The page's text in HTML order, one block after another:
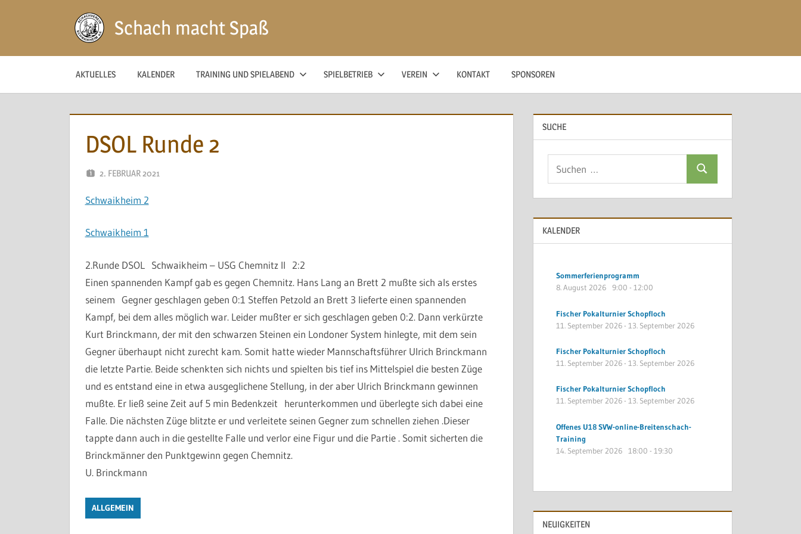
Schach macht Spaß
AKTUELLES KALENDER TRAINING UND SPIELABEND SPIELBETRIEB VEREIN KONTAKT SPONSOREN
DSOL Runde 2
2. FEBRUAR 2021
Schwaikheim 2
Schwaikheim 1
2.Runde DSOL Schwaikheim – USG Chemnitz II 2:2
Einen spannenden Kampf gab es gegen Chemnitz. Hans Lang an Brett 2 mußte sich als erstes
seinem Gegner geschlagen geben 0:1 Steffen Petzold an Brett 3 lieferte einen spannenden
Kampf, bei dem alles möglich war. Leider mußter er sich geschlagen geben 0:2. Dann verkürzte
Kurt Brinckmann, der mit den schwarzen Steinen ein Londoner System hinlegte, mit dem sein
Gegner überhaupt nicht zurecht kam. Somit hatte wieder Mannschaftsführer Ulrich Brinckmann
die letzte Partie. Beide schenkten sich nichts und spielten bis tief ins Mittelspiel die besten Züge
und es entstand eine in etwa ausgeglichene Stellung, in der aber Ulrich Brinckmann gewinnen
mußte. Er ließ seine Zeit auf 5 min Bedenkzeit herunterkommen und überlegte sich dabei eine
Falle. Die nächsten Züge blitzte er und verleitete seinen Gegner zum schnellen ziehen .Dieser
tappte dann auch in die gestellte Falle und verlor eine Figur und die Partie . Somit sicherten die
Brinckmänner den Punktgewinn gegen Chemnitz.
U. Brinckmann
ALLGEMEIN
SUCHE
Suchen
KALENDER
Sommerferienprogramm
8. August 2026
9:00 -12:00
Fischer Pokalturnier Schopfloch
11. September 2026-13. September 2026
Fischer Pokalturnier Schopfloch
11. September 2026-13. September 2026
Fischer Pokalturnier Schopfloch
11. September 2026-13. September 2026
Offenes U18 SVW-online-Breitenschach-
Training
14. September 2026
18:00 -19:30
NEUIGKEITEN